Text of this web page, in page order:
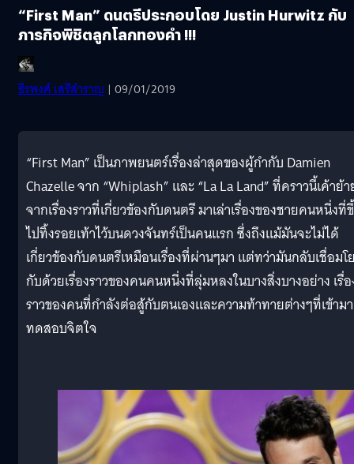
“First Man” ดนตรีประกอบโดย Justin Hurwitz กับ
ภารกิจพิชิตลูกโลกทองคำ !!!
ธีรพงศ์ เสรีสำราญ | 09/01/2019
“First Man” เป็นภาพยนตร์เรื่องล่าสุดของผู้กำกับ Damien
Chazelle จาก “Whiplash” และ “La La Land” ที่คราวนี้เค้าย้
จากเรื่องราวที่เกี่ยวข้องกับดนตรี มาเล่าเรื่องของชายคนหนึ่งที่
ไปทิ้งรอยเท้าไว้บนดวงจันทร์เป็นคนแรก ซึ่งถึงแม้มันจะไม่ได้
เกี่ยวข้องกับดนตรีเหมือนเรื่องที่ผ่านๆมา แต่ทว่ามันกลับเชื่อมโ
กับด้วยเรื่องราวของคนคนหนึ่งที่ลุ่มหลงในบางสิ่งบางอย่าง เรื่
ราวของคนที่กำลังต่อสู้กับตนเองและความท้าทายต่างๆที่เข้ามา
ทดสอบจิตใจ